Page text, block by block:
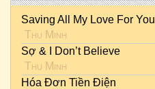
Saving All My Love For You
Thu Minh
Sợ & I Don’t Believe
Thu Minh
Hóa Đơn Tiền Điện